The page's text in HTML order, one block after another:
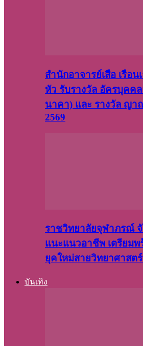
สำนักอาจารย์เสือ เรือ
หัว รับรางวัล อัครบุคค
นาคา) และ รางวัล ญา
2569
ราชวิทยาลัยจุฬาภรณ์
แนะแนวอาชีพ เตรียมพ
ยุคใหม่สายวิทยาศาสต
บันเทิง